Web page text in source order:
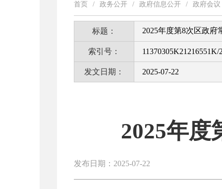
首页 / 政务公开 / 政府信息公开 / 政府会议
标题： 2025年度第8次区政府
索引号： 11370305K21216551K/
发文日期： 2025-07-22
2025年度
发布日期：2025-07-22